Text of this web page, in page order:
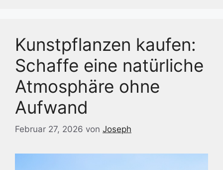
Kunstpflanzen kaufen:
Schaffe eine natürliche
Atmosphäre ohne
Aufwand
Februar 27, 2026 von Joseph